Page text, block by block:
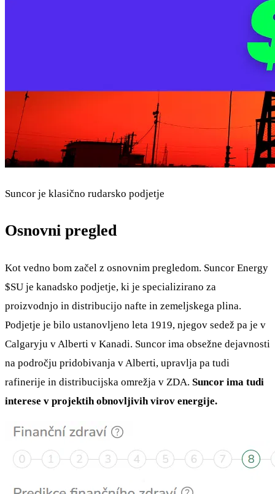
Suncor je klasično rudarsko podjetje
Osnovni pregled
Kot vedno bom začel z osnovnim pregledom. Suncor Energy
$SU je kanadsko podjetje, ki je specializirano za
proizvodnjo in distribucijo nafte in zemeljskega plina.
Podjetje je bilo ustanovljeno leta 1919, njegov sedež pa je v
Calgaryju v Alberti v Kanadi. Suncor ima obsežne dejavnosti
na področju pridobivanja v Alberti, upravlja pa tudi
rafinerije in distribucijska omrežja v ZDA. Suncor ima tudi
interese v projektih obnovljivih virov energije.